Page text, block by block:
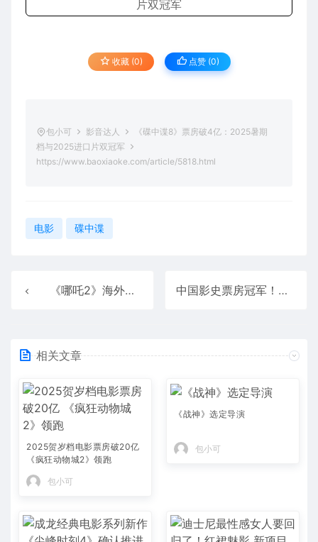
收藏 (0) 点赞 (0)
包小可 影音达人
《碟中谍8》票房破4亿：2025暑期
档与2025进口片双冠军
https://www.baoxiaoke.com/article/5818.html
电影 碟中谍
《哪吒2》海外票房将超1亿美元 近20年来最高 光线传媒涨超15% 中国影史票房冠军！《哪吒2》衍生品销售额预计超一千亿
相关文章
2025贺岁档电影票房破20亿
《疯狂动物城2》领跑
包小可
《战神》选定导演
包小可